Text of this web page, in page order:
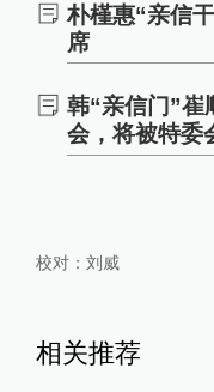
朴槿惠“亲信
席
韩“亲信门”崔
会，将被特委
校对： 刘威
相关推荐